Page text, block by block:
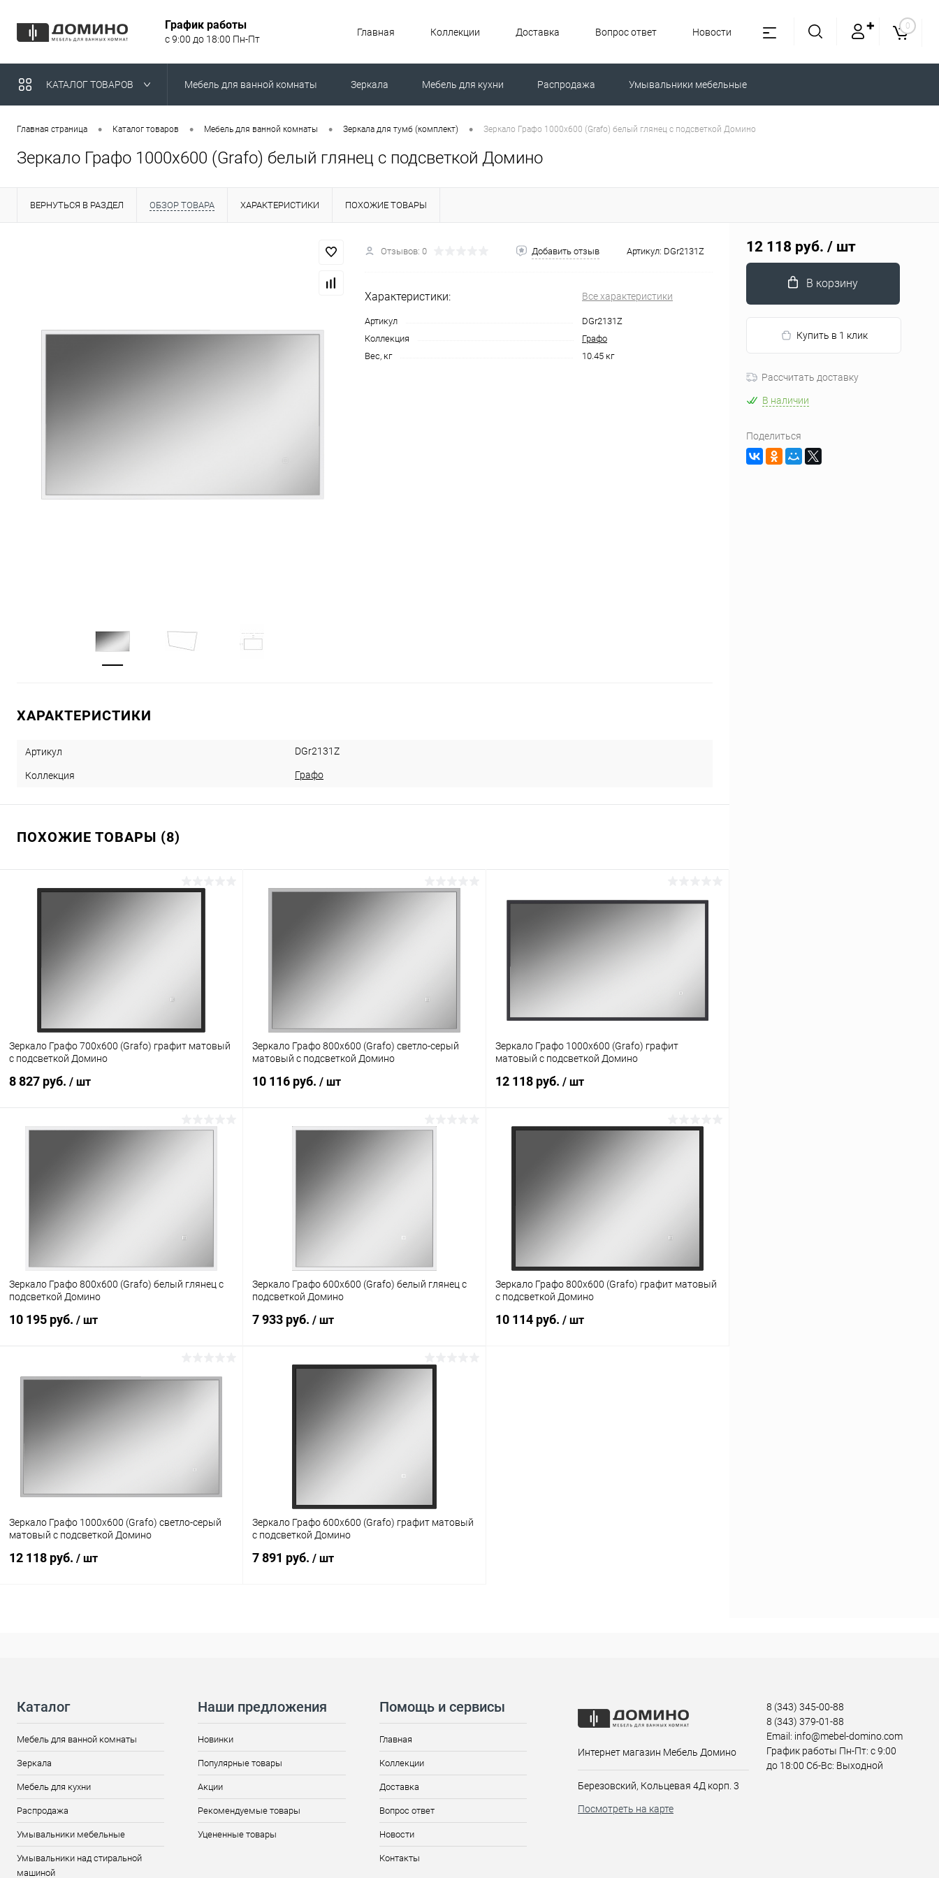
График работы
с 9:00 до 18:00 Пн-Пт
Главная Коллекции Доставка Вопрос ответ Новости
✚ 0
КАТАЛОГ ТОВАРОВ Мебель для ванной комнаты Зеркала Мебель для кухни Распродажа Умывальники мебельные
Умывальники над стиральной машиной Унитазы
Главная страница • Каталог товаров • Мебель для ванной комнаты • Зеркала для тумб (комплект) • Зеркало Графо 1000х600 (Grafo) белый глянец с подсветкой Домино
Зеркало Графо 1000х600 (Grafo) белый глянец с подсветкой Домино
ВЕРНУТЬСЯ В РАЗДЕЛ ОБЗОР ТОВАРА ХАРАКТЕРИСТИКИ ПОХОЖИЕ ТОВАРЫ
Отзывов: 0 Добавить отзыв Артикул: DGr2131Z
Характеристики: Все характеристики
Артикул
DGr2131Z
Коллекция
Графо
Вес, кг
10.45 кг
ХАРАКТЕРИСТИКИ
Артикул DGr2131Z
Коллекция Графо
ПОХОЖИЕ ТОВАРЫ (8)
Зеркало Графо 700х600 (Grafo) графит матовый
с подсветкой Домино
8 827 руб. / шт
Зеркало Графо 800х600 (Grafo) светло-серый
матовый с подсветкой Домино
10 116 руб. / шт
Зеркало Графо 1000х600 (Grafo) графит
матовый с подсветкой Домино
12 118 руб. / шт
Зеркало Графо 800х600 (Grafo) белый глянец с
подсветкой Домино
10 195 руб. / шт
Зеркало Графо 600х600 (Grafo) белый глянец с
подсветкой Домино
7 933 руб. / шт
Зеркало Графо 800х600 (Grafo) графит матовый
с подсветкой Домино
10 114 руб. / шт
Зеркало Графо 1000х600 (Grafo) светло-серый
матовый с подсветкой Домино
12 118 руб. / шт
Зеркало Графо 600х600 (Grafo) графит матовый
с подсветкой Домино
7 891 руб. / шт
12 118 руб. / шт
В корзину
Купить в 1 клик
Рассчитать доставку
В наличии
Поделиться
Каталог
Мебель для ванной комнаты
Зеркала
Мебель для кухни
Распродажа
Умывальники мебельные
Умывальники над стиральной
машиной
Наши предложения
Новинки
Популярные товары
Акции
Рекомендуемые товары
Уцененные товары
Помощь и сервисы
Главная
Коллекции
Доставка
Вопрос ответ
Новости
Контакты
Интернет магазин Мебель Домино
Березовский, Кольцевая 4Д корп. 3
Посмотреть на карте
8 (343) 345-00-88
8 (343) 379-01-88
Email: info@mebel-domino.com
График работы Пн-Пт: с 9:00
до 18:00 Сб-Вс: Выходной